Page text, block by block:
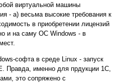
виртуальной машины
- а) весьма высокие требования к
в приобретении лицензий
и на саму ОС Windows - в
софта в среде Linux - запуск
Правда, именно для прдукции 1C,
это сопряжено с